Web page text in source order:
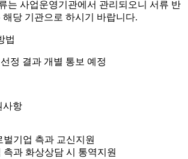
는 사업운영기관에서 관리되오니 서류 반
해당 기관으로 하시기 바랍니다.
법
정 결과 개별 통보 예정
사항
벌기업 측과 교신지원
측과 화상상담 시 통역지원